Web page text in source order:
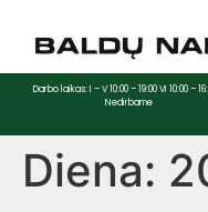
Darbo laikas: I – V 10:00 – 19:00 VI 10:00 –
Nedirbame
Diena: